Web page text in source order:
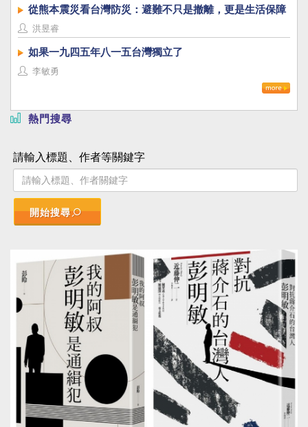
從熊本震災看台灣防災：避難不只是撤離，更是生活保障
洪昱睿
如果一九四五年八一五台灣獨立了
李敏勇
熱門搜尋
請輸入標題、作者等關鍵字
開始搜尋